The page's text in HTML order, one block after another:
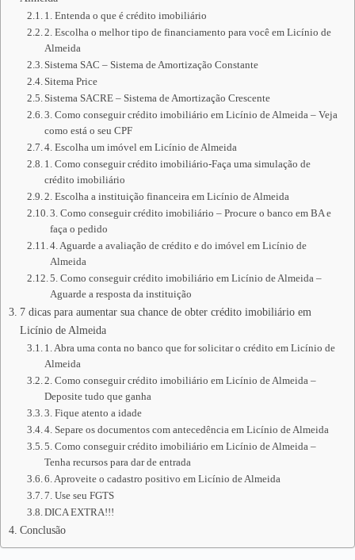
1. Entenda o que é crédito imobiliário
2. Escolha o melhor tipo de financiamento para você em Licínio de
Almeida
Sistema SAC – Sistema de Amortização Constante
Sitema Price
Sistema SACRE – Sistema de Amortização Crescente
3. Como conseguir crédito imobiliário em Licínio de Almeida – Veja
como está o seu CPF
4. Escolha um imóvel em Licínio de Almeida
1. Como conseguir crédito imobiliário-Faça uma simulação de
crédito imobiliário
2. Escolha a instituição financeira em Licínio de Almeida
3. Como conseguir crédito imobiliário – Procure o banco em BA e
faça o pedido
4. Aguarde a avaliação de crédito e do imóvel em Licínio de
Almeida
5. Como conseguir crédito imobiliário em Licínio de Almeida –
Aguarde a resposta da instituição
7 dicas para aumentar sua chance de obter crédito imobiliário em
Licínio de Almeida
1. Abra uma conta no banco que for solicitar o crédito em Licínio de
Almeida
2. Como conseguir crédito imobiliário em Licínio de Almeida –
Deposite tudo que ganha
3. Fique atento a idade
4. Separe os documentos com antecedência em Licínio de Almeida
5. Como conseguir crédito imobiliário em Licínio de Almeida –
Tenha recursos para dar de entrada
6. Aproveite o cadastro positivo em Licínio de Almeida
7. Use seu FGTS
DICA EXTRA!!!
Conclusão